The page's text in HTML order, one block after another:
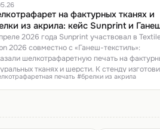
на фактурных тканях и
из акрила: кейс Sunprint и
на Textile Salon 2026
2026 года Sunprint участвовал в
2026 совместно с «Ганеш-текстиль»:
шелкотрафаретную печать на
тканях и шерсти. К стенду
брелки из фактурного акрила
печатью, выборочным лаком и лазерной
печать #брелки из акрила